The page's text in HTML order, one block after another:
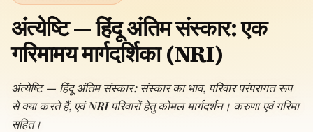
अंत्येष्टि — हिंदू अंतिम संस्कार: एक
गरिमामय मार्गदर्शिका (NRI)
अंत्येष्टि — हिंदू अंतिम संस्कार: संस्कार का भाव, परिवार परंपरागत रूप
से क्या करते हैं, एवं NRI परिवारों हेतु कोमल मार्गदर्शन। करुणा एवं गरिमा
सहित।